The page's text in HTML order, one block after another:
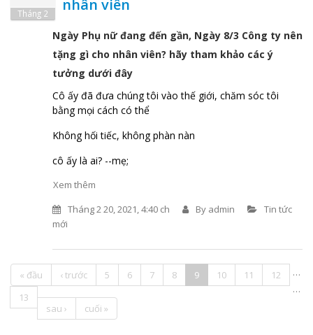
Tháng 2 nhân viên
Ngày Phụ nữ đang đến gần, Ngày 8/3 Công ty nên
tặng gì cho nhân viên? hãy tham khảo các ý
tưởng dưới đây
Cô ấy đã đưa chúng tôi vào thế giới, chăm sóc tôi
bằng mọi cách có thể
Không hối tiếc, không phàn nàn
cô ấy là ai? --mẹ;
Xem thêm
Tháng 2 20, 2021, 4:40 ch
By admin
Tin tức
mới
Trang
« đầu ‹ trước …
5 6 7 8 9 10 11
12
13
…
sau ›
cuối »